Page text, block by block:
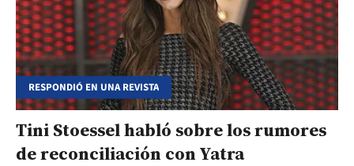
RESPONDIÓ EN UNA REVISTA
Tini Stoessel habló sobre los rumores
de reconciliación con Yatra